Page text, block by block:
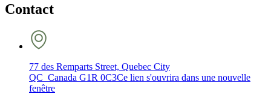
Contact
77 des Remparts Street, Quebec City
QC Canada G1R 0C3Ce lien s'ouvrira dans une nouvelle
fenêtre